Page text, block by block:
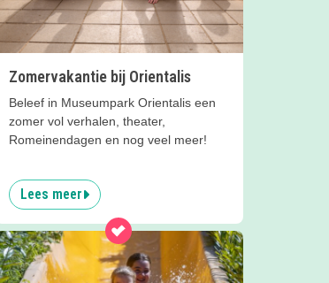
Zomervakantie bij Orientalis
Beleef in Museumpark Orientalis een
zomer vol verhalen, theater,
Romeinendagen en nog veel meer!
Lees meer